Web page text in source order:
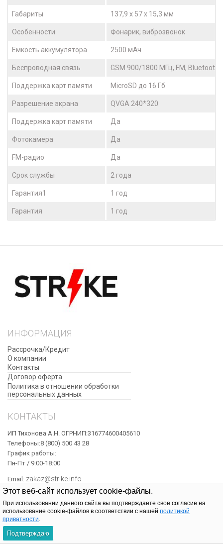
Этот веб-сайт использует cookie-файлы.
При использовании данного сайта вы подтверждаете свое согласие на
использование cookie-файлов в соответствии с нашей политикой
приватности.
Подтверждаю
Габариты 137,9 х 57 х 15,3 мм
Особенности Фонарик, виброзвонок
Емкость аккумулятора 2500 мАч
Беспроводная связь GSM 900/1800 МГц, FM, Bluetooth
Поддержка карт памяти MicroSD до 16 Гб
Разрешение экрана QVGA 240*320
Поддержка карт памяти Да
Фотокамера Да
FM-радио Да
Срок службы 2 года
Гарантия1 1 год
Гарантия 1 год
ИНФОРМАЦИЯ
Рассрочка/Кредит
О компании
Контакты
Договор оферта
​Политика в отношении обработки
персональных данных
КОНТАКТЫ
ИП Тихонова А.Н. ОГРНИП:316774600405610
Телефоны:8 (800) 500 43 28
График работы:
Пн-Пт / 9:00-18:00
Email: zakaz@strike.info
© Официальный интернет-магазин Strike, 2022